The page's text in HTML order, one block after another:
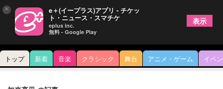
トップ 新着 音楽 クラシック 舞台 アニメ・ゲーム イベ
× e＋(イープラス)アプリ - チケッ
ト・ニュース・スマチケ
eplus inc.
無料 - Google Play
表示